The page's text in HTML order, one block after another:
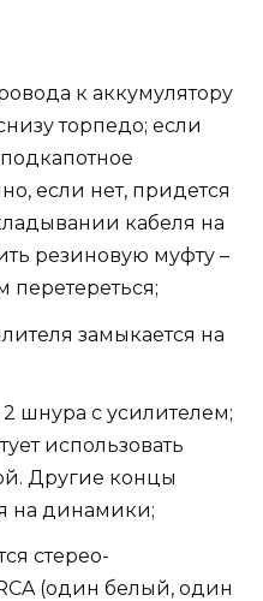
к аккумулятору
торпедо; если
если нет, придется
кабеля на
резиновую муфту –
перетереться;
замыкается на
шнура с усилителем;
использовать
Другие концы
на динамики;
стерео-
(один белый, один